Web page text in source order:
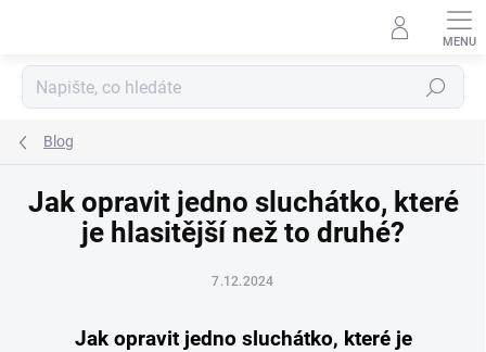
Hledat
Blog
Jak opravit jedno sluchátko, které
je hlasitější než to druhé?
7.12.2024
Jak opravit jedno sluchátko, které je